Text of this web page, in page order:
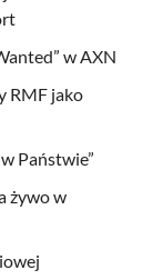
w AXN
RMF jako
Państwie”
żywo w